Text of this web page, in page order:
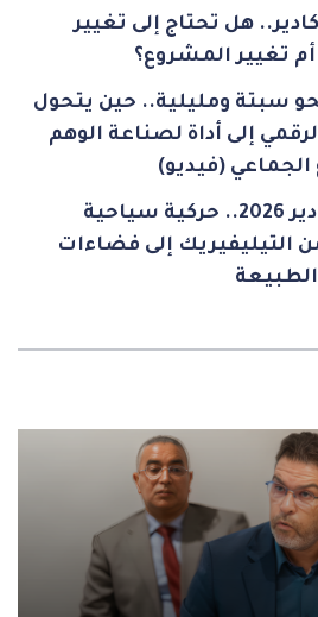
هل تحتاج إلى تغيير
تغيير المشروع؟
سبتة ومليلية.. حين يتحول
إلى أداة لصناعة الوهم
الجماعي (فيديو)
صيف أكادير 2026.. حركية سياحية
التيليفيريك إلى فضاءات